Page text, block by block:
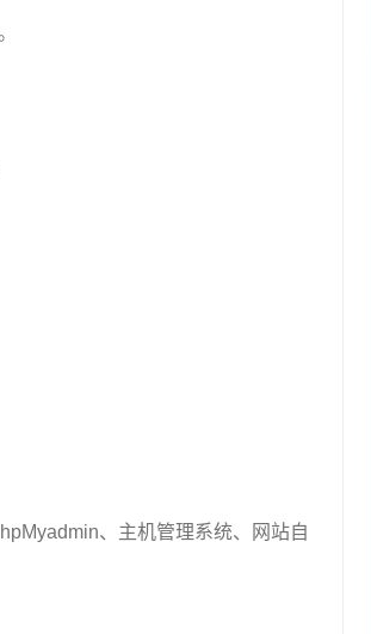
、主机管理系统、网站自